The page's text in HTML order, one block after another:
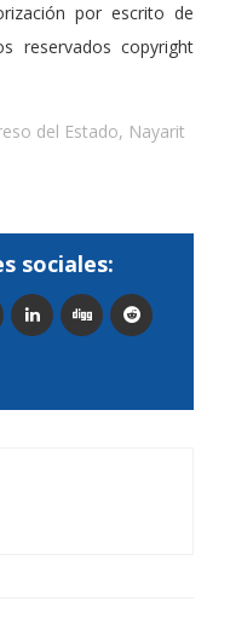
por escrito de
reservados copyright
del Estado, Nayarit
sociales: